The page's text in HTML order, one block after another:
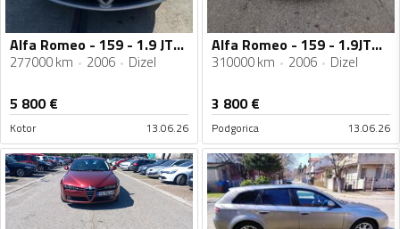
Alfa Romeo - 159 - 1.9 JTDm
277000 km 2006 Dizel
5 800€
Kotor 13.06.26
Alfa Romeo - 159 - 1.9JTDM
310000 km 2006 Dizel
3 800€
Podgorica 13.06.26